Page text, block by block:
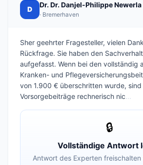
D
Dr. Dr. Danjel-Philippe Newerla
· Bremerhaven
Sher geehrter Fragesteller, vielen
Rückfrage. Sie haben den
aufgefasst. Wenn bei den vollständig
Kranken- und
von 1.900 € überschritten wurde,
Vorsorgebeiträge rechnerisch nic...
🔒
Vollständige Antwort
Antwort des Experten freischalten